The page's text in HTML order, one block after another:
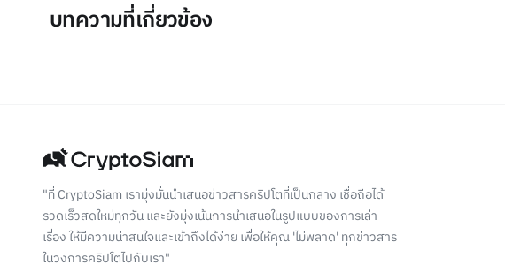
บทความที่เกี่ยวข้อง
"ที่ CryptoSiam เรามุ่งมั่นนำเสนอข่าวสารคริปโตที่เป็นกลาง เชื่อถือได้
รวดเร็วสดใหม่ทุกวัน และยังมุ่งเน้นการนำเสนอในรูปแบบของการเล่า
เรื่อง ให้มีความน่าสนใจและเข้าถึงได้ง่าย เพื่อให้คุณ 'ไม่พลาด' ทุกข่าวสาร
ในวงการคริปโตไปกับเรา"